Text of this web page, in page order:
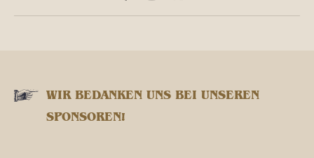
WIR BEDANKEN UNS BEI UNSEREN
SPONSOREN!